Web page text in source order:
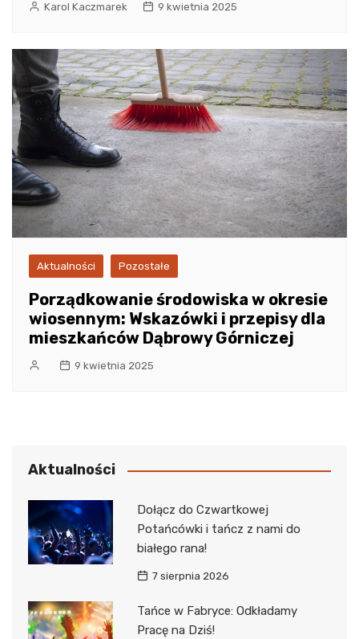
Karol Kaczmarek 9 kwietnia 2025
Aktualności Pozostałe
Porządkowanie środowiska w okresie
wiosennym: Wskazówki i przepisy dla
mieszkańców Dąbrowy Górniczej
9 kwietnia 2025
Aktualności
Dołącz do Czwartkowej
Potańcówki i tańcz z nami do
białego rana!
7 sierpnia 2026
Tańce w Fabryce: Odkładamy
Pracę na Dziś!